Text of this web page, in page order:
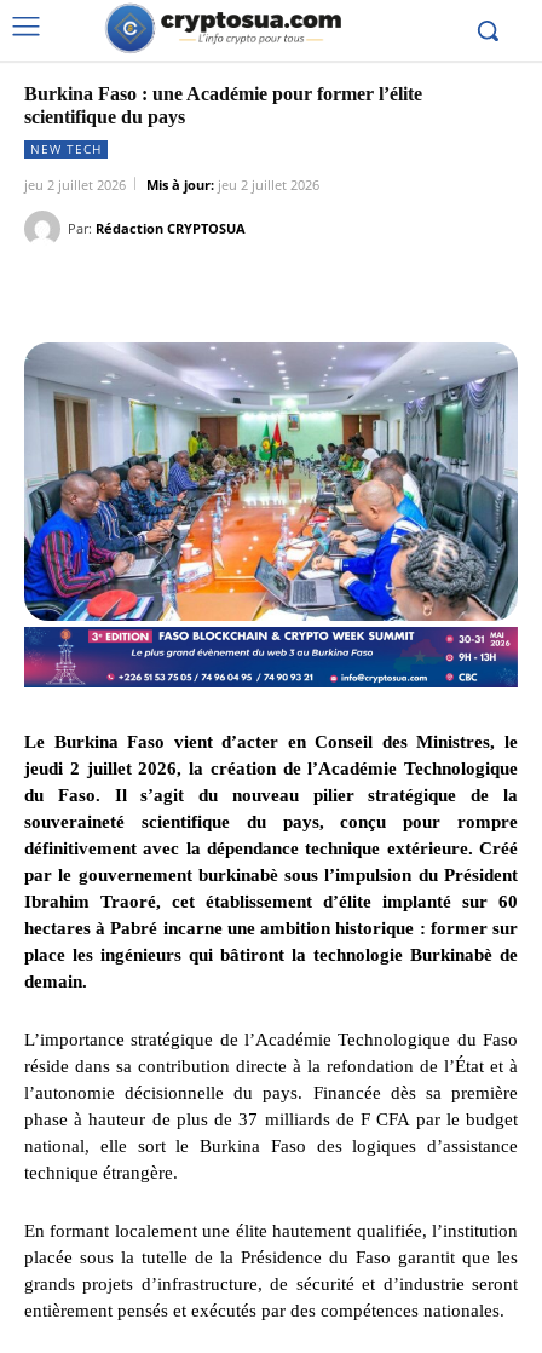
Burkina Faso : une Académie pour former l’élite
scientifique du pays
NEW TECH
jeu 2 juillet 2026 Mis à jour: jeu 2 juillet 2026
Par: Rédaction CRYPTOSUA
Le Burkina Faso vient d’acter en Conseil des Ministres, le
jeudi 2 juillet 2026, la création de l’Académie Technologique
du Faso. Il s’agit du nouveau pilier stratégique de la
souveraineté scientifique du pays, conçu pour rompre
définitivement avec la dépendance technique extérieure. Créé
par le gouvernement burkinabè sous l’impulsion du Président
Ibrahim Traoré, cet établissement d’élite implanté sur 60
hectares à Pabré incarne une ambition historique : former sur
place les ingénieurs qui bâtiront la technologie Burkinabè de
demain.
L’importance stratégique de l’Académie Technologique du Faso
réside dans sa contribution directe à la refondation de l’État et à
l’autonomie décisionnelle du pays. Financée dès sa première
phase à hauteur de plus de 37 milliards de F CFA par le budget
national, elle sort le Burkina Faso des logiques d’assistance
technique étrangère.
En formant localement une élite hautement qualifiée, l’institution
placée sous la tutelle de la Présidence du Faso garantit que les
grands projets d’infrastructure, de sécurité et d’industrie seront
entièrement pensés et exécutés par des compétences nationales.